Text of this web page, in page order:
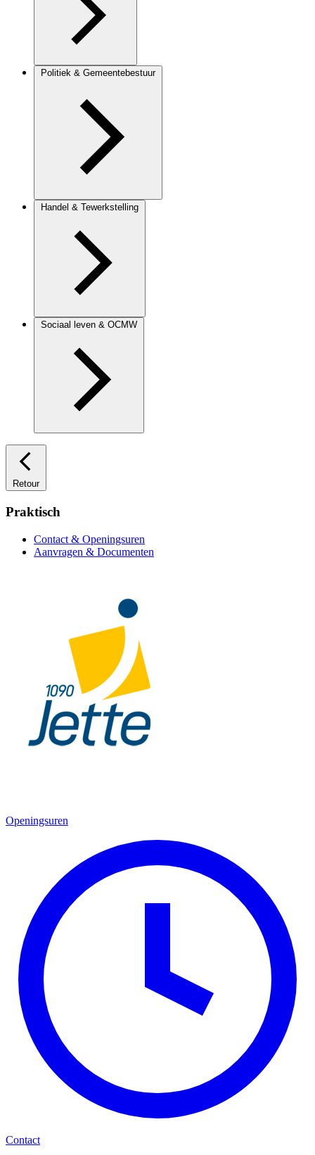
Politiek & Gemeentebestuur
Handel & Tewerkstelling
Sociaal leven & OCMW
Retour
Praktisch
Contact & Openingsuren
Aanvragen & Documenten
Openingsuren
Contact